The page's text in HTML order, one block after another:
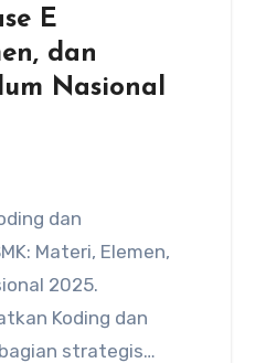
E
dan
Nasional
dan
Materi, Elemen,
2025.
Koding dan
strategis…